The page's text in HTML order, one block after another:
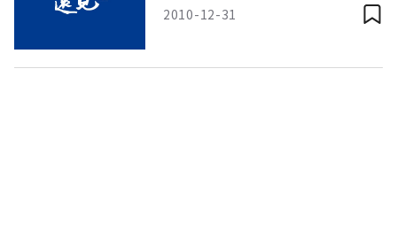
2010-12-31